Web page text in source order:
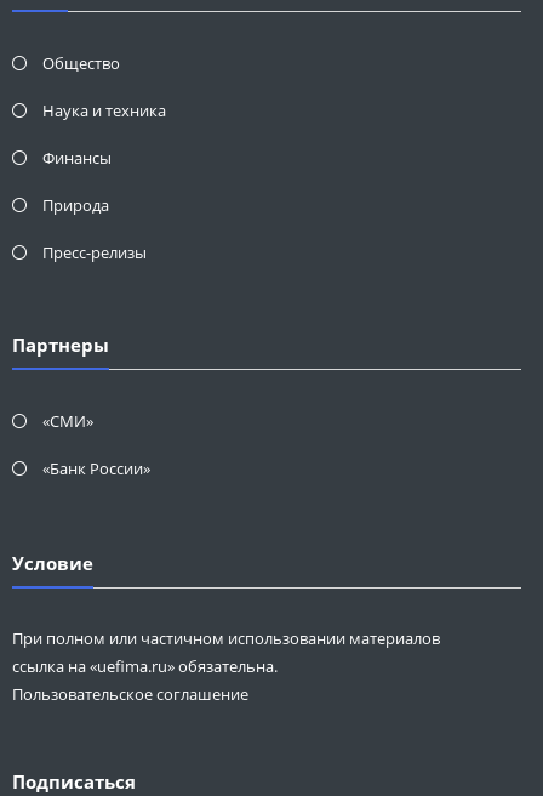
Общество
Наука и техника
Финансы
Природа
Пресс-релизы
Партнеры
«СМИ»
«Банк России»
Условие
При полном или частичном использовании материалов
ссылка на «uefima.ru» обязательна.
Пользовательское соглашение
Подписаться